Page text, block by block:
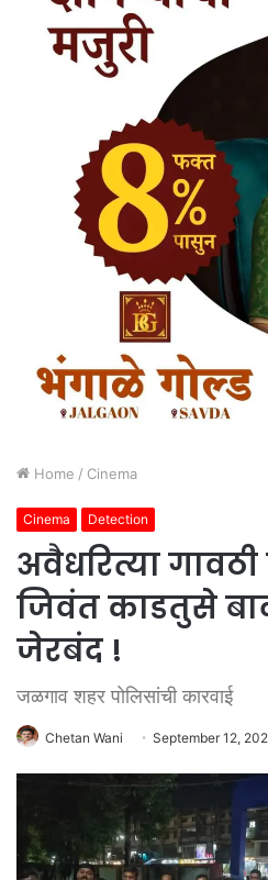
Home / Cinema
Cinema Detection
अवैधरित्या
जिवंत काडतुसे
जेरबंद !
जळगाव शहर पोलिसांची कारवाई
Chetan Wani September 12,